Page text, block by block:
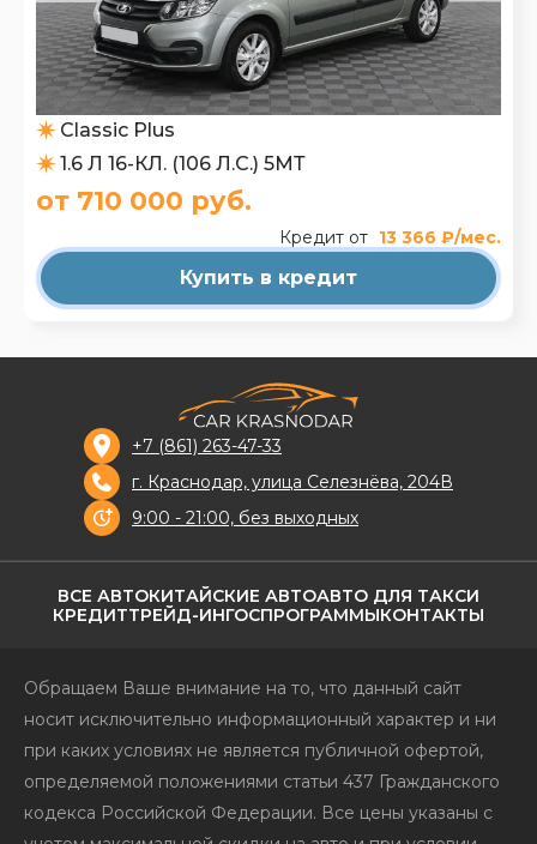
Classic Plus
1.6 Л 16-КЛ. (106 Л.С.) 5МТ
от 710 000 руб.
Кредит от 13 366 ₽/мес.
Купить в кредит
ВСЕ АВТОКИТАЙСКИЕ АВТОАВТО ДЛЯ ТАКСИ
КРЕДИТТРЕЙД-ИНГОСПРОГРАММЫКОНТАКТЫ
+7 (861) 263-47-33
г. Краснодар, улица Селезнёва, 204В
9:00 - 21:00, без выходных
Обращаем Ваше внимание на то, что данный сайт
носит исключительно информационный характер и ни
при каких условиях не является публичной офертой,
определяемой положениями статьи 437 Гражданского
кодекса Российской Федерации. Все цены указаны с